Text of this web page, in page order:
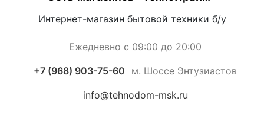
Интернет-магазин бытовой техники б/у
Ежедневно с 09:00 до 20:00
+7 (968) 903-75-60 м. Шоссе Энтузиастов
info@tehnodom-msk.ru